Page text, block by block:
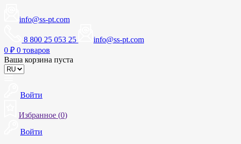
info@ss-pt.com
8 800 25 053 25
info@ss-pt.com
0 ₽ 0 товаров
Ваша корзина пуста
Войти
Избранное (0)
Войти